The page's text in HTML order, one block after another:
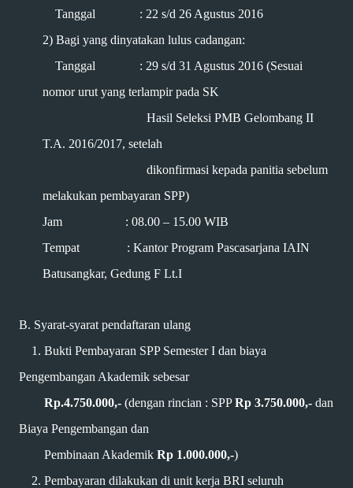
Tanggal : 22 s/d 26 Agustus 2016
2) Bagi yang dinyatakan lulus cadangan:
Tanggal : 29 s/d 31 Agustus 2016 (Sesuai
nomor urut yang terlampir pada SK
Hasil Seleksi PMB Gelombang II
T.A. 2016/2017, setelah
dikonfirmasi kepada panitia sebelum
melakukan pembayaran SPP)
Jam : 08.00 – 15.00 WIB
Tempat : Kantor Program Pascasarjana IAIN
Batusangkar, Gedung F Lt.I
B. Syarat-syarat pendaftaran ulang
1. Bukti Pembayaran SPP Semester I dan biaya
Pengembangan Akademik sebesar
Rp.4.750.000,- (dengan rincian : SPPRp 3.750.000,- dan
Biaya Pengembangan dan
Pembinaan Akademik Rp 1.000.000,-)
2. Pembayaran dilakukan di unit kerja BRI seluruh